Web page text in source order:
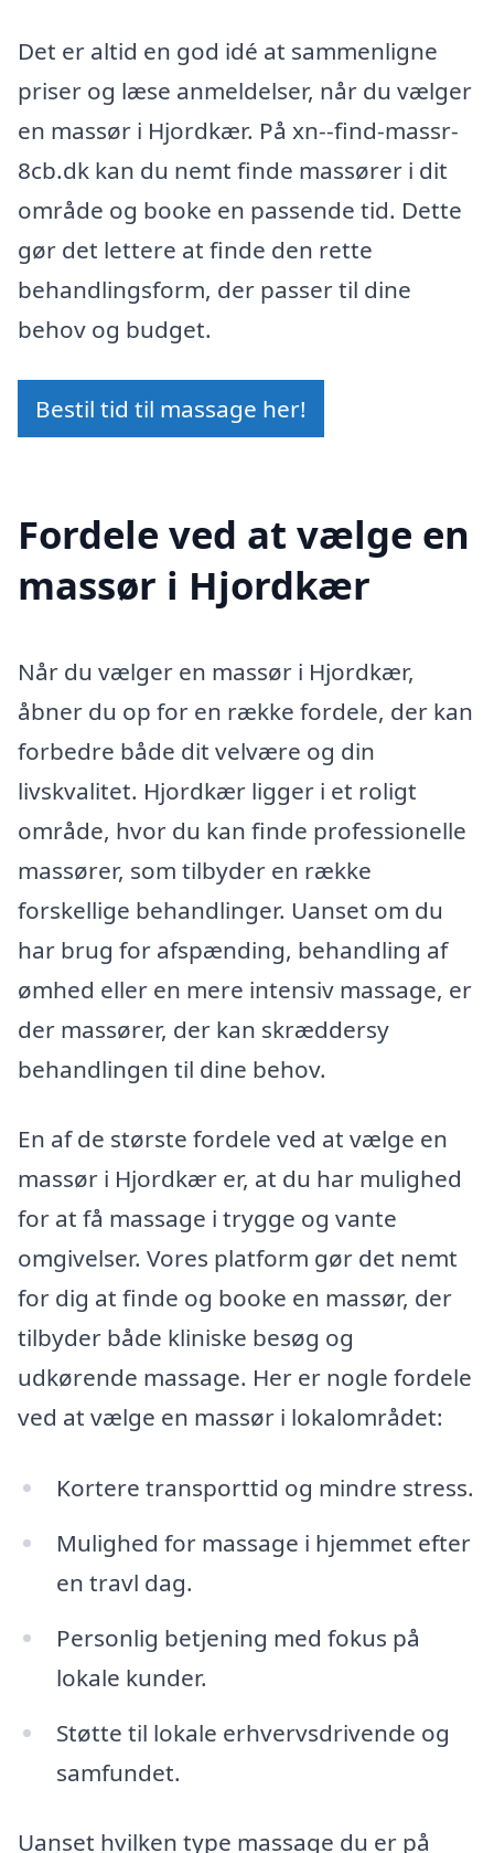
Det er altid en god idé at sammenligne
priser og læse anmeldelser, når du vælger
en massør i Hjordkær. På xn--find-massr-
8cb.dk kan du nemt finde massører i dit
område og booke en passende tid. Dette
gør det lettere at finde den rette
behandlingsform, der passer til dine
behov og budget.
Bestil tid til massage her!
Fordele ved at vælge en
massør i Hjordkær
Når du vælger en massør i Hjordkær,
åbner du op for en række fordele, der kan
forbedre både dit velvære og din
livskvalitet. Hjordkær ligger i et roligt
område, hvor du kan finde professionelle
massører, som tilbyder en række
forskellige behandlinger. Uanset om du
har brug for afspænding, behandling af
ømhed eller en mere intensiv massage, er
der massører, der kan skræddersy
behandlingen til dine behov.
En af de største fordele ved at vælge en
massør i Hjordkær er, at du har mulighed
for at få massage i trygge og vante
omgivelser. Vores platform gør det nemt
for dig at finde og booke en massør, der
tilbyder både kliniske besøg og
udkørende massage. Her er nogle fordele
ved at vælge en massør i lokalområdet:
Kortere transporttid og mindre stress.
Mulighed for massage i hjemmet efter
en travl dag.
Personlig betjening med fokus på
lokale kunder.
Støtte til lokale erhvervsdrivende og
samfundet.
Uanset hvilken type massage du er på